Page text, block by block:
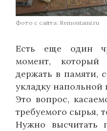
Фото с сайта: Remontami.ru
Есть еще один
момент, который
держать в памяти,
укладку напольной
Это вопрос,
требуемого сырья,
Нужно высчитать